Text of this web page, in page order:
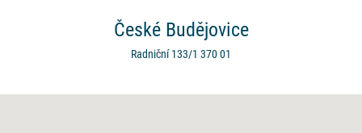
České Budějovice
Radniční 133/1 370 01